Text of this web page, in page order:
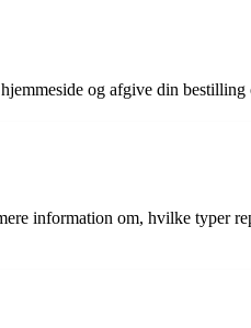
og afgive din bestilling
information om, hvilke typer